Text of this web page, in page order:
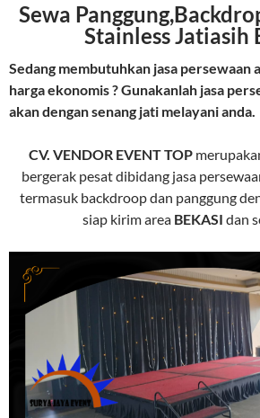
Sewa
Stainless Jatiasih
Sedang membutuhkan jasa persewaan
harga ekonomis ? Gunakanlah jasa
akan dengan senang jati melayani anda.
CV. VENDOR EVENT TOP
bergerak pesat dibidang jasa
termasuk backdroop dan panggung
siap kirim area BEKASI dan